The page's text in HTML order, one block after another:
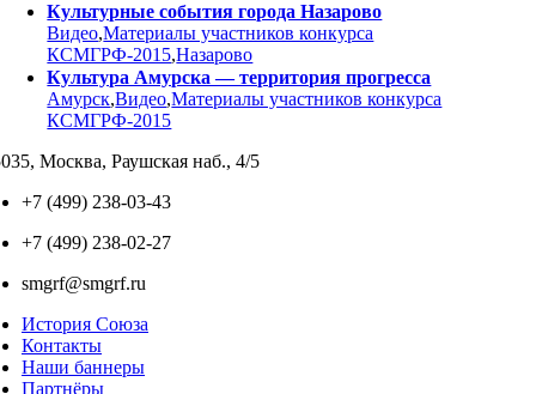
Культурные события города Назарово
Видео,Материалы участников конкурса
КСМГРФ-2015,Назарово
Культура Амурска — территория прогресса
Амурск,Видео,Материалы участников конкурса
КСМГРФ-2015
Москва, Раушская наб., 4/5
+7 (499) 238-03-43
+7 (499) 238-02-27
smgrf@smgrf.ru
История Союза
Контакты
Наши баннеры
Партнёры